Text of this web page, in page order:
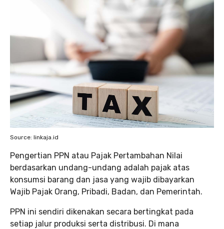
Source: linkaja.id
Pengertian PPN atau Pajak Pertambahan Nilai
berdasarkan undang-undang adalah pajak atas
konsumsi barang dan jasa yang wajib dibayarkan
Wajib Pajak Orang, Pribadi, Badan, dan Pemerintah.
PPN ini sendiri dikenakan secara bertingkat pada
setiap jalur produksi serta distribusi. Di mana